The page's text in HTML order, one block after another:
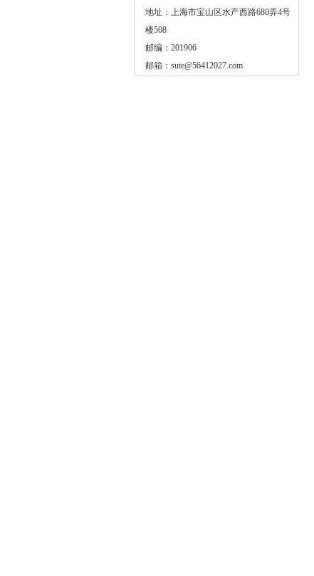
地址：上海市宝山区水产西路680弄4号
楼508
邮编：201906
邮箱： sute@56412027.com